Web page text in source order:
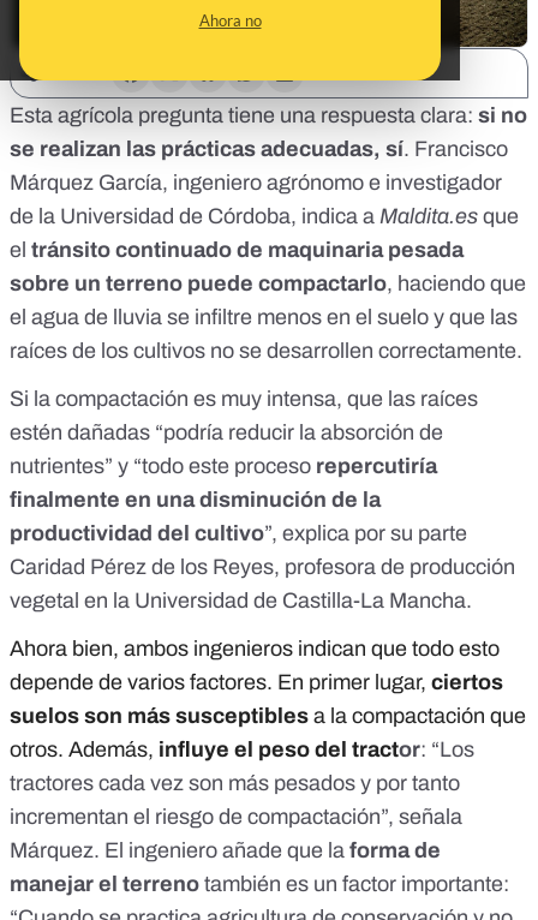
Ahora no
Esta agrícola pregunta tiene una respuesta clara: si no
se realizan las prácticas adecuadas, sí. Francisco
Márquez García, ingeniero agrónomo e investigador
de la Universidad de Córdoba, indica a Maldita.es que
el tránsito continuado de maquinaria pesada
sobre un terreno puede compactarlo, haciendo que
el agua de lluvia se infiltre menos en el suelo y que las
raíces de los cultivos no se desarrollen correctamente.
Si la compactación es muy intensa, que las raíces
estén dañadas “podría reducir la absorción de
nutrientes” y “todo este proceso repercutiría
finalmente en una disminución de la
productividad del cultivo”, explica por su parte
Caridad Pérez de los Reyes, profesora de producción
vegetal en la Universidad de Castilla-La Mancha.
Ahora bien, ambos ingenieros indican que todo esto
depende de varios factores. En primer lugar, ciertos
suelos son más susceptibles a la compactación que
otros. Además, influye el peso del tractor: “Los
tractores cada vez son más pesados y por tanto
incrementan el riesgo de compactación”, señala
Márquez. El ingeniero añade que la forma de
manejar el terreno también es un factor importante: